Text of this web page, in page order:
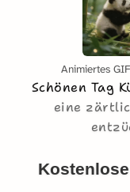
Animiertes
Schönen Tag
eine